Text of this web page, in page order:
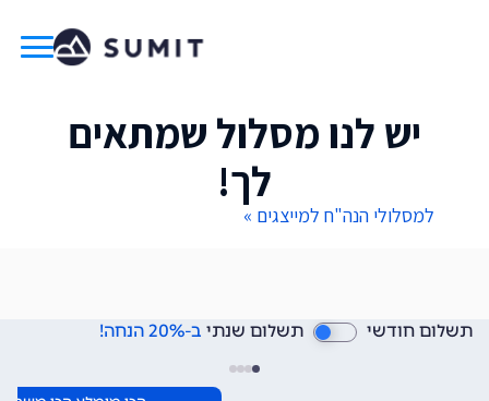
יש לנו מסלול שמתאים
לך!
למסלולי הנה"ח למייצגים »